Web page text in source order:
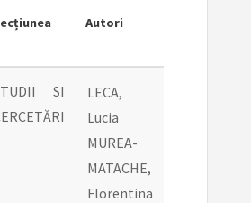
Autori
SI
LECA,
Lucia
MUREA-
MATACHE,
Florentina